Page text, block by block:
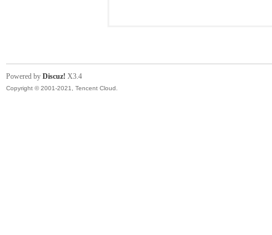
Powered by Discuz! X3.4
Copyright © 2001-2021, Tencent Cloud.